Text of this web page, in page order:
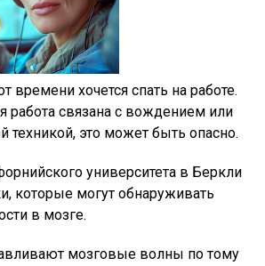
времени хочется спать на работе.
работа связана с вождением или
техникой, это может быть опасно.
университета в Беркли
которые могут обнаруживать
в мозге.
мозговые волны по тому